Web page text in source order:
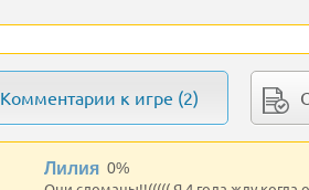
Комментарии к игре (2)
Лилия 0%